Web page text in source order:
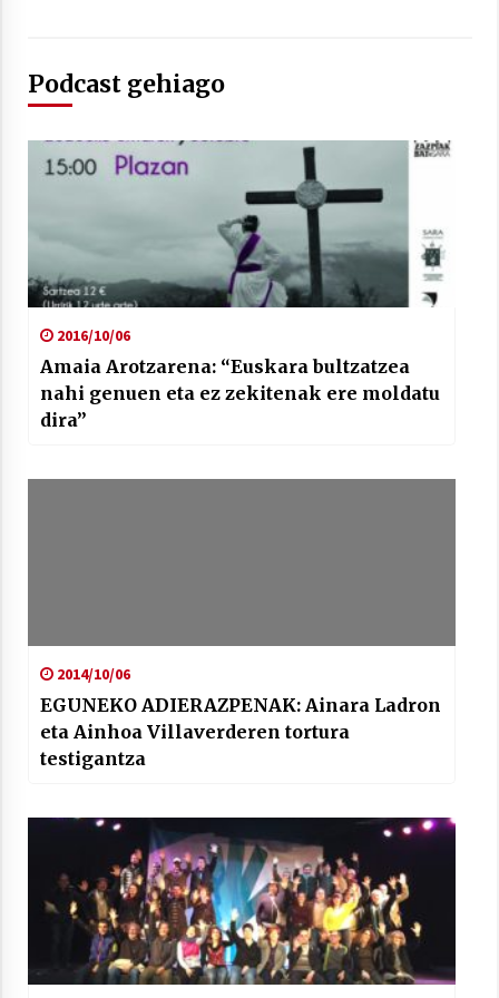
Arrosaren laburpen bideoa Hamaika
Telebistaren eskutik
2021/06/30
Podcast gehiago
2016/10/06
Amaia Arotzarena: “Euskara bultzatzea
nahi genuen eta ez zekitenak ere moldatu
dira”
2014/10/06
EGUNEKO ADIERAZPENAK: Ainara Ladron
eta Ainhoa Villaverderen tortura
testigantza